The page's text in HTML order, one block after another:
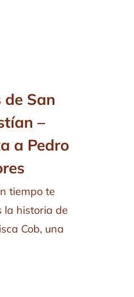
de San
–
a Pedro
tiempo te
la historia de
Cob, una